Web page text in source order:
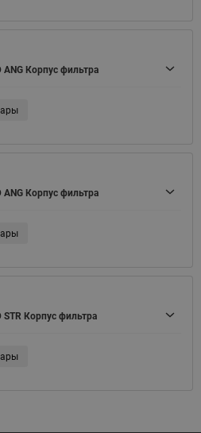
ANG Корпус фильтра
ANG Корпус фильтра
STR Корпус фильтра